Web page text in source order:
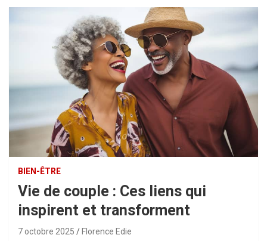
BIEN-ÊTRE
Vie de couple : Ces liens qui
inspirent et transforment
7 octobre 2025 Florence Edie